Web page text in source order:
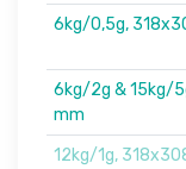
6kg/0,5g,
6kg/2g & 15kg/
mm
12kg/1g,